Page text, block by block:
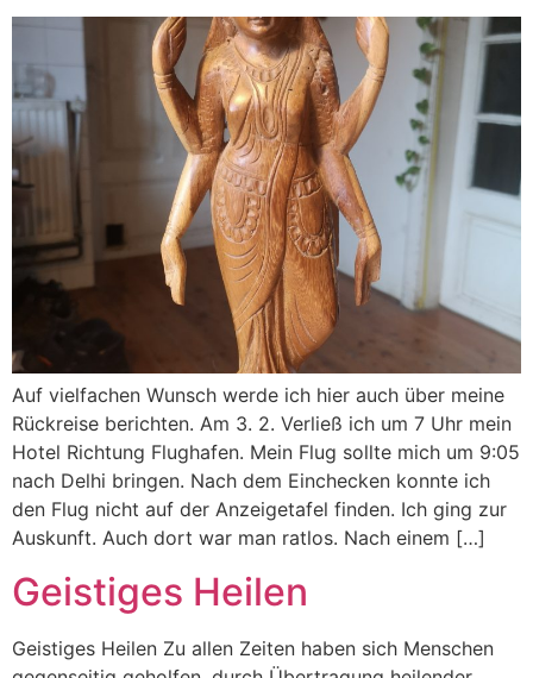
Auf vielfachen Wunsch werde ich hier auch über meine
Rückreise berichten. Am 3. 2. Verließ ich um 7 Uhr mein
Hotel Richtung Flughafen. Mein Flug sollte mich um 9:05
nach Delhi bringen. Nach dem Einchecken konnte ich
den Flug nicht auf der Anzeigetafel finden. Ich ging zur
Auskunft. Auch dort war man ratlos. Nach einem […]
Geistiges Heilen
Geistiges Heilen Zu allen Zeiten haben sich Menschen